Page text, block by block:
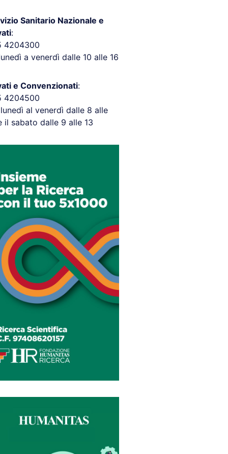
Sanitario Nazionale e
:
4204300
a venerdì dalle 10 alle 16
e Convenzionati:
4204500
al venerdì dalle 8 alle
il sabato dalle 9 alle 13